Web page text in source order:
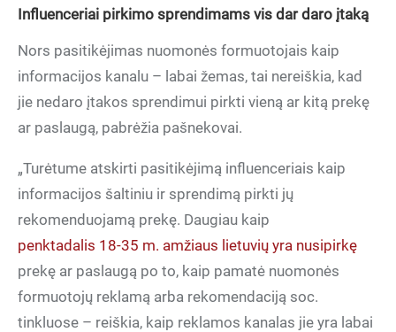
Influenceriai pirkimo sprendimams vis dar daro įtaką
Nors pasitikėjimas nuomonės formuotojais kaip
informacijos kanalu – labai žemas, tai nereiškia, kad
jie nedaro įtakos sprendimui pirkti vieną ar kitą prekę
ar paslaugą, pabrėžia pašnekovai.
„Turėtume atskirti pasitikėjimą influenceriais kaip
informacijos šaltiniu ir sprendimą pirkti jų
rekomenduojamą prekę. Daugiau kaip
penktadalis 18-35 m. amžiaus lietuvių yra nusipirkę
prekę ar paslaugą po to, kaip pamatė nuomonės
formuotojų reklamą arba rekomendaciją soc.
tinkluose – reiškia, kaip reklamos kanalas jie yra labai